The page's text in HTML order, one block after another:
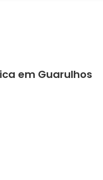
em Guarulhos